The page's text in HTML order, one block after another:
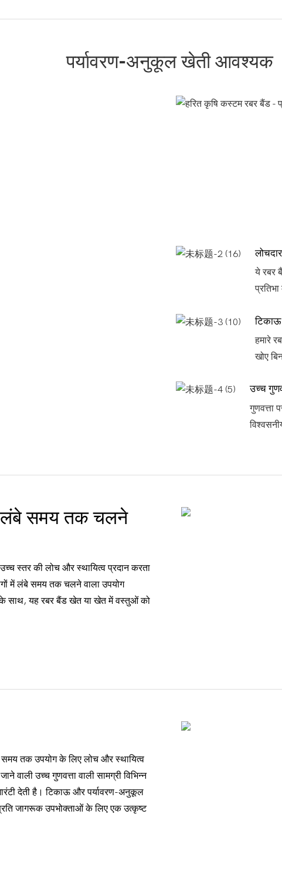
पर्यावरण-अनुकूल खेती आवश्यक
लोचदार
ये रबर
टिकाऊ
हमारे
खोए
उच्च
गुणवत्ता
लंबे समय तक चलने
स्तर की लोच और स्थायित्व प्रदान करता
में लंबे समय तक चलने वाला उपयोग
के साथ, यह रबर बैंड खेत या खेत में वस्तुओं को
तक उपयोग के लिए लोच और स्थायित्व
वाली उच्च गुणवत्ता वाली सामग्री विभिन्न
देती है। टिकाऊ और पर्यावरण-अनुकूल
जागरूक उपभोक्ताओं के लिए एक उत्कृष्ट